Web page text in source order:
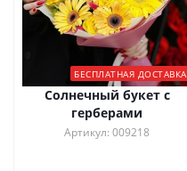
БЕСПЛАТНАЯ ДОСТАВКА
Солнечный букет с
герберами
Артикул: 009218